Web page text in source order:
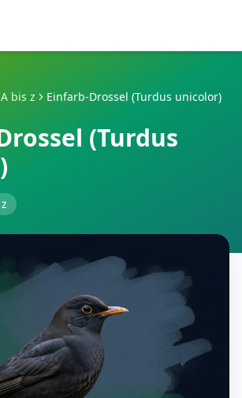
bis z Einfarb-Drossel (Turdus unicolor)
(Turdus